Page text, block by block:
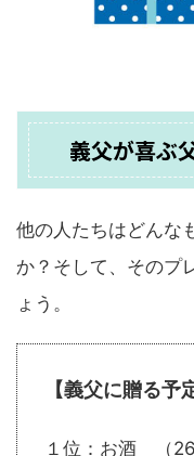
義父が喜ぶ
他の人たちはどんな
か？そして、そのプ
ょう。
【義父に贈る予
１位：お酒 （